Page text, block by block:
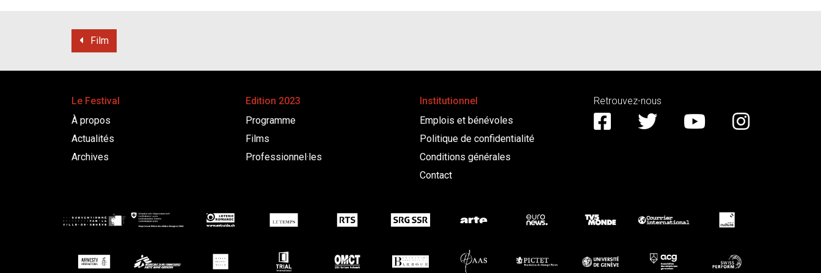
Film
Le Festival
À propos
Actualités
Archives
Edition 2023
Programme
Films
Professionnel·les
Institutionnel
Emplois et bénévoles
Politique de confidentialité
Conditions générales
Contact
Retrouvez-nous